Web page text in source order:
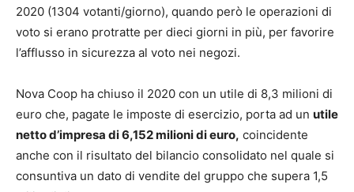
2020 (1304 votanti/giorno), quando però le operazioni di
voto si erano protratte per dieci giorni in più, per favorire
l’afflusso in sicurezza al voto nei negozi.
Nova Coop ha chiuso il 2020 con un utile di 8,3 milioni di
euro che, pagate le imposte di esercizio, porta ad un utile
netto d’impresa di 6,152 milioni di euro, coincidente
anche con il risultato del bilancio consolidato nel quale si
consuntiva un dato di vendite del gruppo che supera 1,5